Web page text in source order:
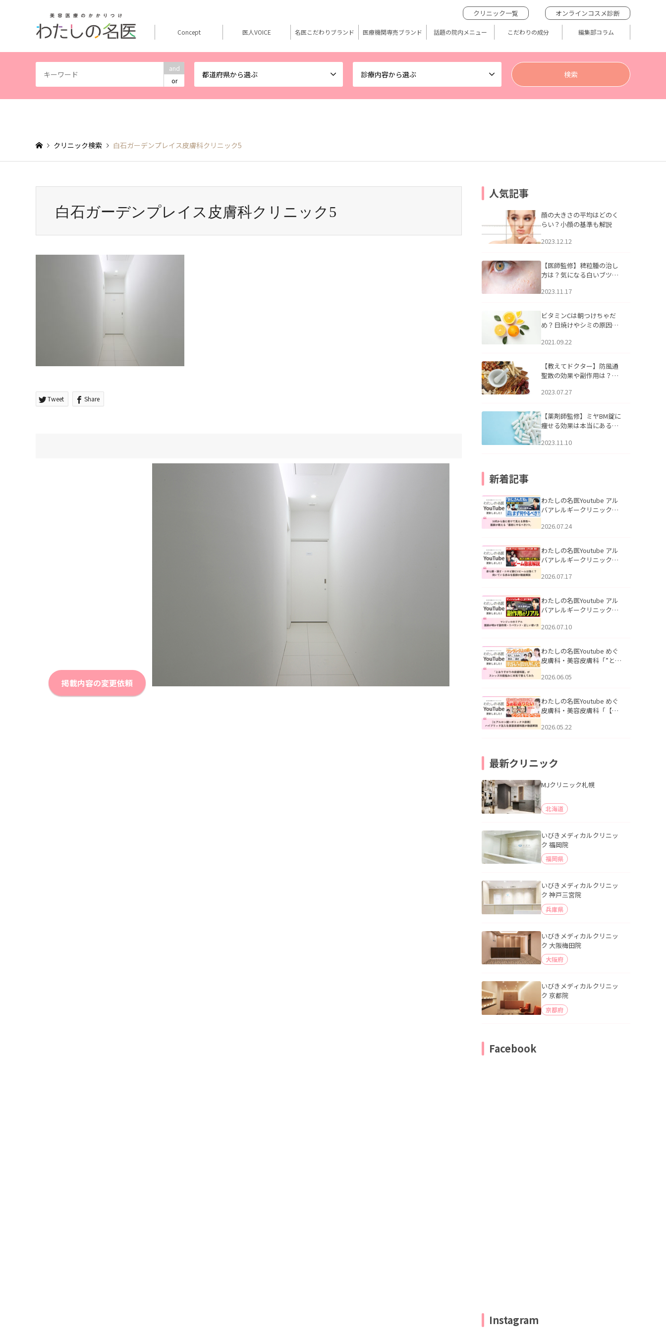
and
or
都道府県から選ぶ 診療内容から選ぶ
クリニック一覧 オンラインコスメ診断
Concept 医人VOICE 名医こだわりブランド 医療機関専売ブランド 話題の院内メニュー こだわりの成分 編集部コラム
クリニック検索 白石ガーデンプレイス皮膚科クリニック5
白石ガーデンプレイス皮膚科クリニック5
Tweet Share
掲載内容の変更依頼
人気記事
顔の大きさの平均はどのく
らい？小顔の基準も解説
2023.12.12
【医師監修】稗粒腫の治し
方は？気になる白いブツブ
アについて
2023.11.17
ビタミンCは朝つけちゃだ
め？日焼けやシミの原因に
2021.09.22
【教えてドクター】防風通
聖散の効果や副作用は？長
2023.07.27
【薬剤師監修】ミヤBM錠に
痩せる効果は本当にある
2023.11.10
新着記事
わたしの名医Youtube アル
バアレルギークリニック札
える男性へ｜医師が教える
公開いたしました。
2026.07.24
わたしの名医Youtube アル
バアレルギークリニック札
跡にVビームは効く？向いて
説」を公開いたしました。
2026.07.17
わたしの名医Youtube アル
バアレルギークリニック札
医師が明かす副作用・リバ
公開いたしました。
2026.07.10
わたしの名医Youtube めぐ
皮膚科・美容皮膚科「”とお
ッズの肌悩みに本気で答え
た。
2026.06.05
わたしの名医Youtube めぐ
皮膚科・美容皮膚科「【ヒ
用】ハイブリッド注入を美
2026.05.22
最新クリニック
MJクリニック札幌
北海道
いびきメディカルクリニッ
ク 福岡院
福岡県
いびきメディカルクリニッ
ク 神戸三宮院
兵庫県
いびきメディカルクリニッ
ク 大阪梅田院
大阪府
いびきメディカルクリニッ
ク 京都院
京都府
Facebook
Instagram